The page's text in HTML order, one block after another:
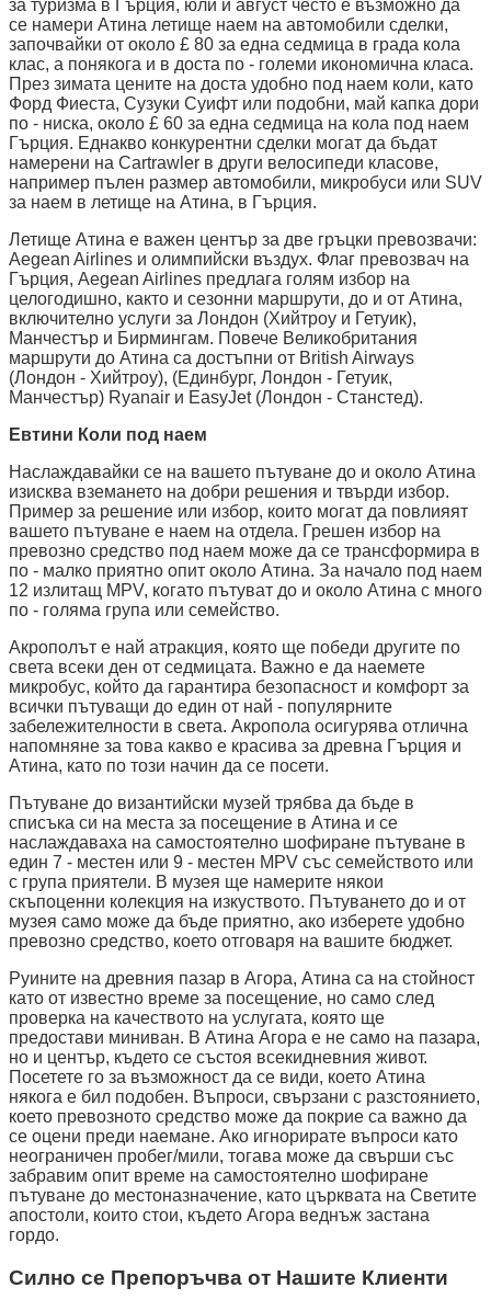
за туризма в Гърция, юли и август често е възможно да
се намери Атина летище наем на автомобили сделки,
започвайки от около £ 80 за една седмица в града кола
клас, а понякога и в доста по - големи икономична класа.
През зимата цените на доста удобно под наем коли, като
Форд Фиеста, Сузуки Суифт или подобни, май капка дори
по - ниска, около £ 60 за една седмица на кола под наем
Гърция. Еднакво конкурентни сделки могат да бъдат
намерени на Cartrawler в други велосипеди класове,
например пълен размер автомобили, микробуси или SUV
за наем в летище на Атина, в Гърция.
Летище Атина е важен център за две гръцки превозвачи:
Aegean Airlines и олимпийски въздух. Флаг превозвач на
Гърция, Aegean Airlines предлага голям избор на
целогодишно, както и сезонни маршрути, до и от Атина,
включително услуги за Лондон (Хийтроу и Гетуик),
Манчестър и Бирмингам. Повече Великобритания
маршрути до Атина са достъпни от British Airways
(Лондон - Хийтроу), (Единбург, Лондон - Гетуик,
Манчестър) Ryanair и EasyJet (Лондон - Станстед).
Евтини Коли под наем
Наслаждавайки се на вашето пътуване до и около Атина
изисква вземането на добри решения и твърди избор.
Пример за решение или избор, които могат да повлияят
вашето пътуване е наем на отдела. Грешен избор на
превозно средство под наем може да се трансформира в
по - малко приятно опит около Атина. За начало под наем
12 излитащ MPV, когато пътуват до и около Атина с много
по - голяма група или семейство.
Акрополът е най атракция, която ще победи другите по
света всеки ден от седмицата. Важно е да наемете
микробус, който да гарантира безопасност и комфорт за
всички пътуващи до един от най - популярните
забележителности в света. Акропола осигурява отлична
напомняне за това какво е красива за древна Гърция и
Атина, като по този начин да се посети.
Пътуване до византийски музей трябва да бъде в
списъка си на места за посещение в Атина и се
наслаждаваха на самостоятелно шофиране пътуване в
един 7 - местен или 9 - местен MPV със семейството или
с група приятели. В музея ще намерите някои
скъпоценни колекция на изкуството. Пътуването до и от
музея само може да бъде приятно, ако изберете удобно
превозно средство, което отговаря на вашите бюджет.
Руините на древния пазар в Агора, Атина са на стойност
като от известно време за посещение, но само след
проверка на качеството на услугата, която ще
предостави миниван. В Атина Агора е не само на пазара,
но и център, където се състоя всекидневния живот.
Посетете го за възможност да се види, което Атина
някога е бил подобен. Въпроси, свързани с разстоянието,
което превозното средство може да покрие са важно да
се оцени преди наемане. Ако игнорирате въпроси като
неограничен пробег/мили, тогава може да свърши със
забравим опит време на самостоятелно шофиране
пътуване до местоназначение, като църквата на Светите
апостоли, които стои, където Агора веднъж застана
гордо.
Силно се Препоръчва от Нашите Клиенти